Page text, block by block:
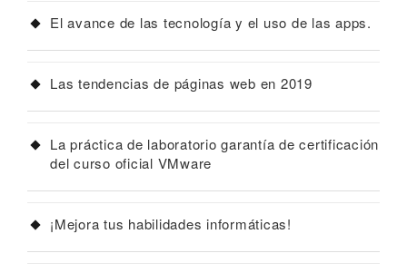
El avance de las tecnología y el uso de las apps.
Las tendencias de páginas web en 2019
La práctica de laboratorio garantía de certificación
del curso oficial VMware
¡Mejora tus habilidades informáticas!